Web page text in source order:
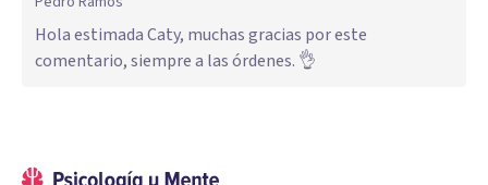
Hola estimada Caty, muchas gracias por este
comentario, siempre a las órdenes. 👌